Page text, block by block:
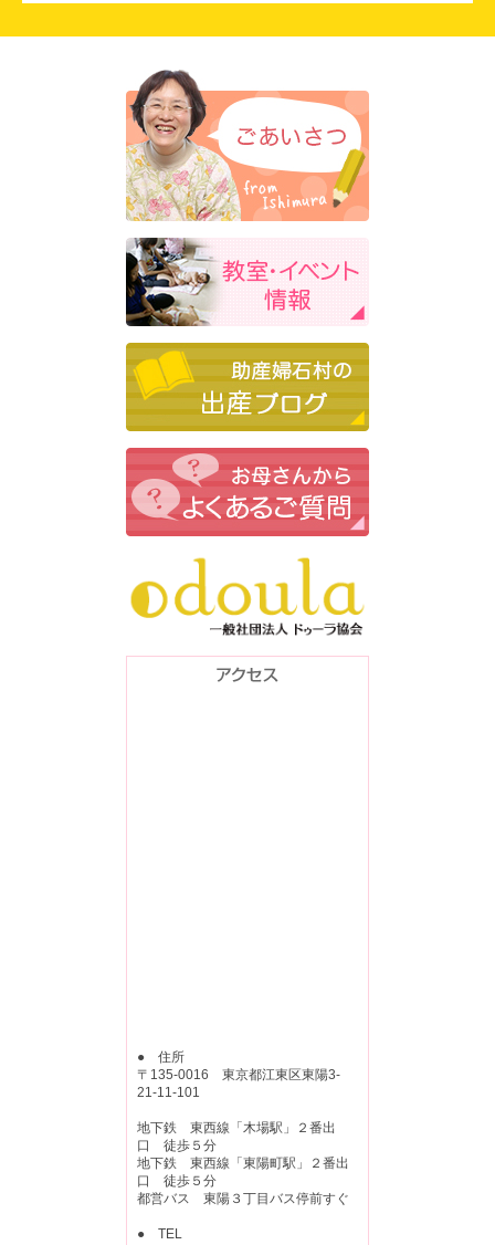
● 住所
〒135-0016 東京都江東区東陽3-
21-11-101
地下鉄 東西線「木場駅」２番出
口 徒歩５分
地下鉄 東西線「東陽町駅」２番出
口 徒歩５分
都営バス 東陽３丁目バス停前すぐ
● TEL